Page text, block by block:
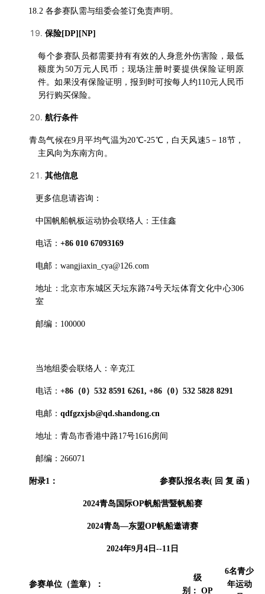
18.2 各参赛队需与组委会签订免责声明。
保险[DP][NP]
每个参赛队员都需要持有有效的人身意外伤害险，最低
额度为50万元人民币；现场注册时要提供保险证明原
件。如果没有保险证明，报到时可按每人约110元人民币
另行购买保险。
航行条件
青岛气候在9月平均气温为20℃-25℃，白天风速5－18节，
主风向为东南方向。
其他信息
更多信息请咨询：
中国帆船帆板运动协会联络人：王佳鑫
电话： +86 010 67093169
电邮：wangjiaxin_cya@126.com
地址：北京市东城区天坛东路74号天坛体育文化中心306
室
邮编：100000
当地组委会联络人：辛克江
电话： +86 （0） 532 8591 6261, +86 （0） 532 5828 8291
电邮： qdfgzxjsb@qd.shandong.cn
地址：青岛市香港中路17号1616房间
邮编：266071
附录1： 参赛队报名表( 回 复 函 )
2024青岛国际OP帆船营暨帆船赛
2024青岛—东盟OP帆船邀请赛
2024年9月4日--11日
参赛单位（盖章）：
级
别： OP
6名青少
年运动